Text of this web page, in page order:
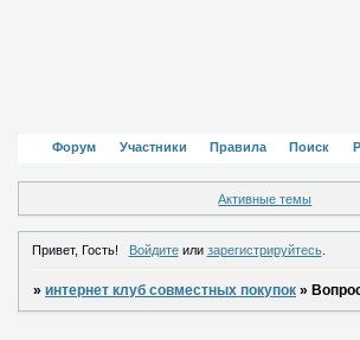
Форум Участники Правила Поиск
Активные темы
Привет, Гость! Войдитеили зарегистрируйтесь.
»интернет клуб совместных покупок »